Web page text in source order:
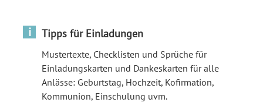
i Tipps für Einladungen
Mustertexte, Checklisten und Sprüche für
Einladungskarten und Dankeskarten für alle
Anlässe: Geburtstag, Hochzeit, Kofirmation,
Kommunion, Einschulung uvm.